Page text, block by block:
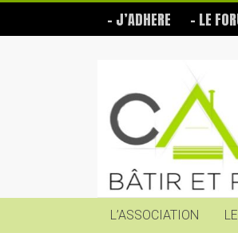
content
– J’ADHERE – LE
Castors
Bâtir
soi-
même
L’ASSOCIATION